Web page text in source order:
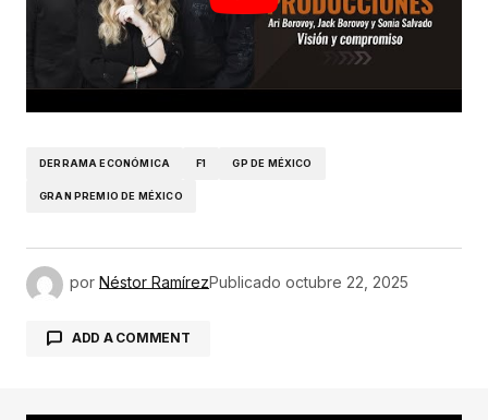
DERRAMA ECONÓMICA F1 GP DE MÉXICO
GRAN PREMIO DE MÉXICO
por Néstor RamírezPublicado octubre 22, 2025
ADD A COMMENT